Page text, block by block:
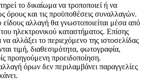
το δικαίωμα να τροποποιεί ή να
όρους και τις προϋποθέσεις συναλλαγών.
είδους αλλαγή θα γνωστοποιείται μέσα από
ηλεκτρονικού καταστήματος. Επίσης
να αλλάξει το περιεχόμενο της ιστοσελίδας
τιμή, διαθεσιμότητα, φωτογραφία,
προηγούμενη προειδοποίηση.
αλλαγή όρων δεν περιλαμβάνει παραγγελίες